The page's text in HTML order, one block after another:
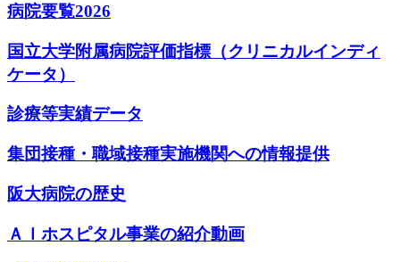
病院要覧2026
国立大学附属病院評価指標（クリニカルインディ
ケータ）
診療等実績データ
集団接種・職域接種実施機関への情報提供
阪大病院の歴史
ＡＩホスピタル事業の紹介動画